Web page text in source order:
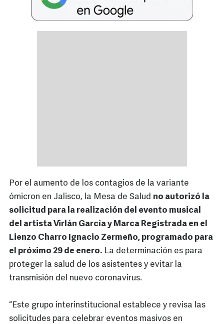
Por el aumento de los contagios de la variante
ómicron en Jalisco, la Mesa de Salud no autorizó la
solicitud para la realización del evento musical
del artista Virlán García y Marca Registrada en el
Lienzo Charro Ignacio Zermeño, programado para
el próximo 29 de enero. La determinación es para
proteger la salud de los asistentes y evitar la
transmisión del nuevo coronavirus.
“Este grupo interinstitucional establece y revisa las
solicitudes para celebrar eventos masivos en